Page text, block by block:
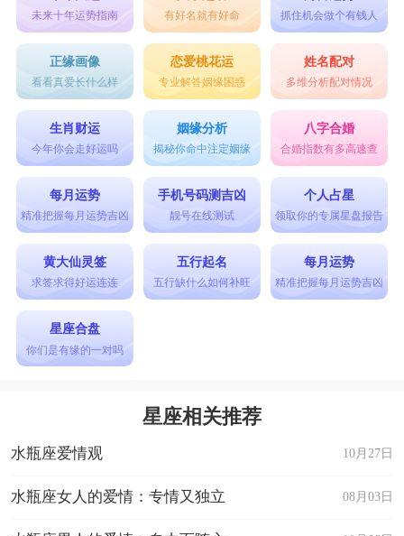
未来十年运势指南 有好名就有好命 抓住机会做个有钱人
正缘画像
看看真爱长什么样
恋爱桃花运
专业解答姻缘困惑
姓名配对
多维分析配对情况
生肖财运
今年你会走好运吗
姻缘分析
揭秘你命中注定姻缘
八字合婚
合婚指数有多高速查
每月运势
精准把握每月运势吉凶
手机号码测吉凶
靓号在线测试
个人占星
领取你的专属星盘报告
黄大仙灵签
求签求得好运连连
五行起名
五行缺什么如何补旺
每月运势
精准把握每月运势吉凶
星座合盘
你们是有缘的一对吗
星座相关推荐
10月27日
水瓶座爱情观
08月03日
水瓶座女人的爱情：专情又独立